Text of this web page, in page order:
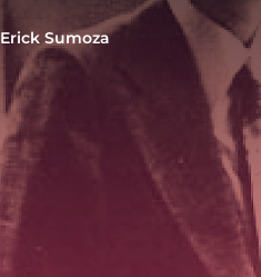
Erick Sumoza